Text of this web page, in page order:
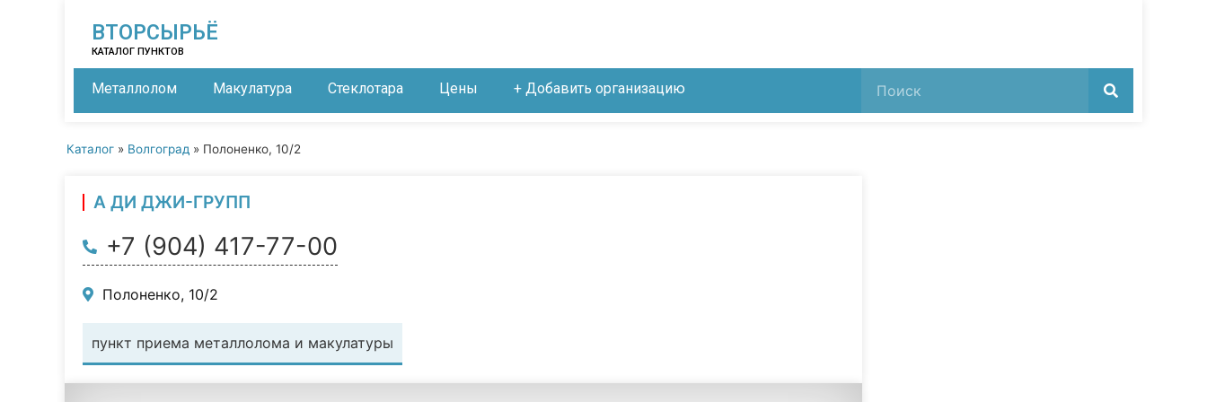
ВТОРСЫРЬЁ
КАТАЛОГ ПУНКТОВ
Металлолом Макулатура Стеклотара Цены + Добавить организацию
Каталог » Волгоград » Полоненко, 10/2
А ДИ ДЖИ-ГРУПП
+7 (904) 417-77-00
Полоненко, 10/2
пункт приема металлолома и макулатуры